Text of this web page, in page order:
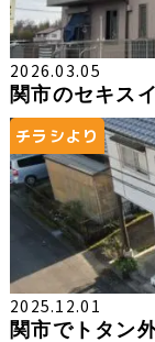
2026.03.05
関市のセキス
チラシより
2025.12.01
関市でトタン